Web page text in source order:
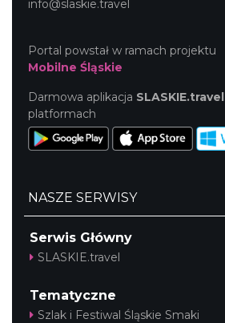
info@slaskie.travel
Portal powstał w ramach projektu
Mobilne Śląskie
Darmowa aplikacja SLASKIE.travel
platformach
NASZE SERWISY
Serwis Główny
SLASKIE.travel
Tematyczne
Szlak i Festiwal Śląskie Smaki